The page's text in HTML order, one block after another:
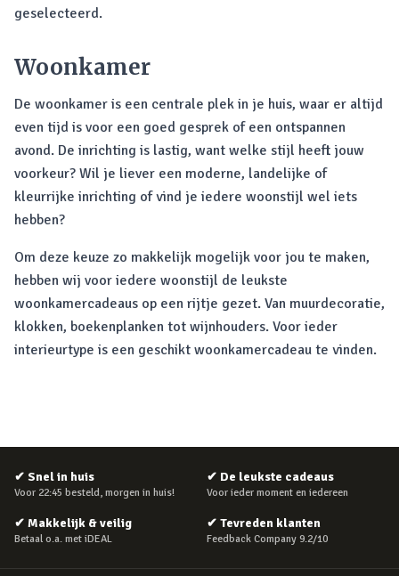
geselecteerd.
Woonkamer
De woonkamer is een centrale plek in je huis, waar er altijd
even tijd is voor een goed gesprek of een ontspannen
avond. De inrichting is lastig, want welke stijl heeft jouw
voorkeur? Wil je liever een moderne, landelijke of
kleurrijke inrichting of vind je iedere woonstijl wel iets
hebben?
Om deze keuze zo makkelijk mogelijk voor jou te maken,
hebben wij voor iedere woonstijl de leukste
woonkamercadeaus op een rijtje gezet. Van muurdecoratie,
klokken, boekenplanken tot wijnhouders. Voor ieder
interieurtype is een geschikt woonkamercadeau te vinden.
✔ Snel in huis
Voor 22:45 besteld, morgen in huis!
✔ De leukste cadeaus
Voor ieder moment en iedereen
✔ Makkelijk & veilig
Betaal o.a. met iDEAL
✔ Tevreden klanten
Feedback Company 9.2/10